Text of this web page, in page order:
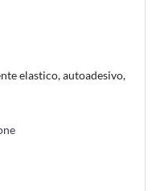
elastico, autoadesivo,